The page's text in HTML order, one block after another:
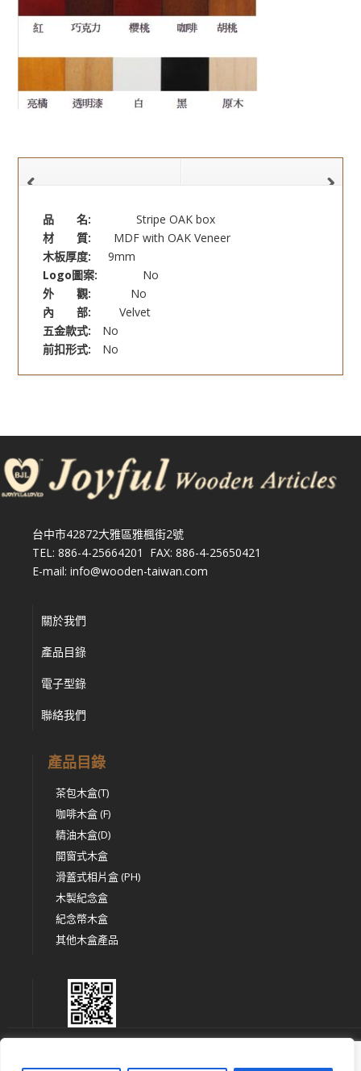
品 名: Stripe OAK box
材 質: MDF with OAK Veneer
木板厚度: 9mm
Logo圖案: No
外 觀: No
內 部: Velvet
五金款式: No
前扣形式: No
台中市42872大雅區雅楓街2號
TEL: 886-4-25664201 FAX: 886-4-25650421
E-mail: info@wooden-taiwan.com
關於我們
產品目錄
電子型錄
聯絡我們
產品目錄
茶包木盒(T)
咖啡木盒 (F)
精油木盒(D)
開窗式木盒
滑蓋式相片盒 (PH)
木製紀念盒
紀念幣木盒
其他木盒產品